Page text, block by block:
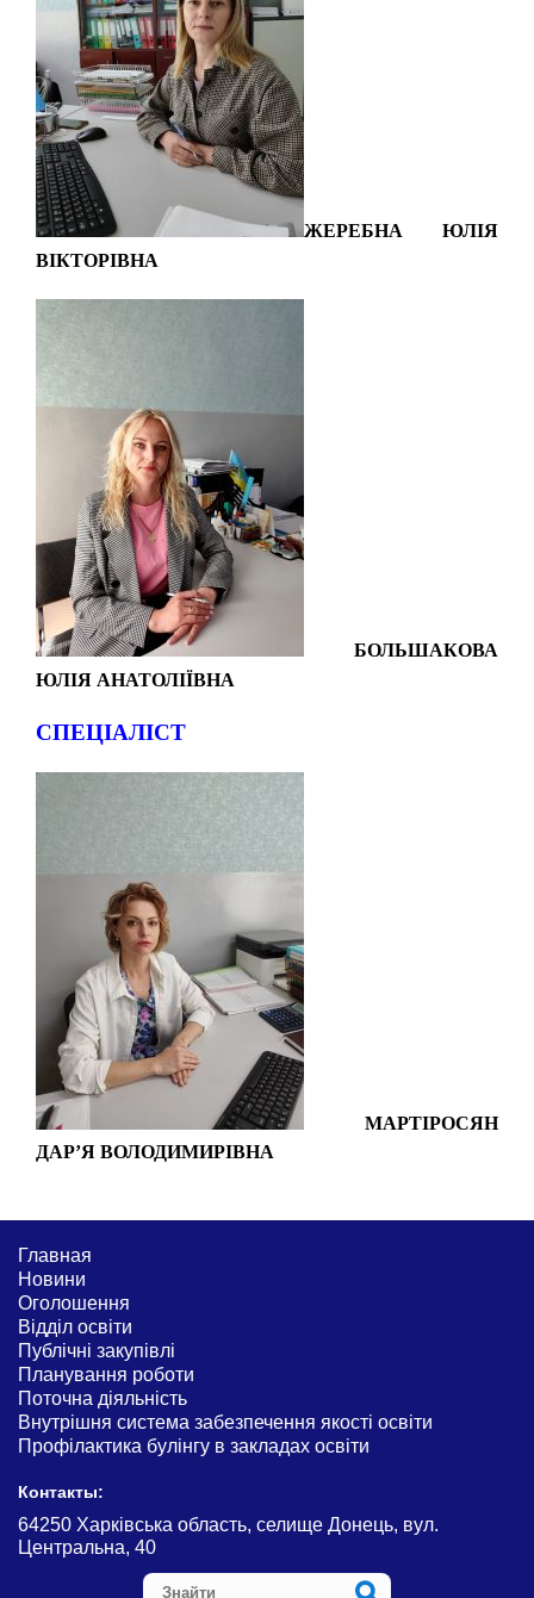
ЖЕРЕБНА ЮЛІЯ
ВІКТОРІВНА
БОЛЬШАКОВА
ЮЛІЯ АНАТОЛІЇВНА
СПЕЦІАЛІСТ
МАРТІРОСЯН
ДАР’Я ВОЛОДИМИРІВНА
Главная
Новини
Оголошення
Відділ освіти
Публічні закупівлі
Планування роботи
Поточна діяльність
Внутрішня система забезпечення якості освіти
Профілактика булінгу в закладах освіти
Контакты:
64250 Харківська область, селище Донець, вул.
Центральна, 40